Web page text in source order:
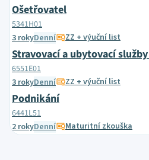
Ošetřovatel
5341H01
3 rokyDenní ZZ + výuční list
Stravovací a ubytovací
6551E01
3 rokyDenní ZZ + výuční list
Podnikání
6441L51
2 rokyDenní Maturitní zkouška